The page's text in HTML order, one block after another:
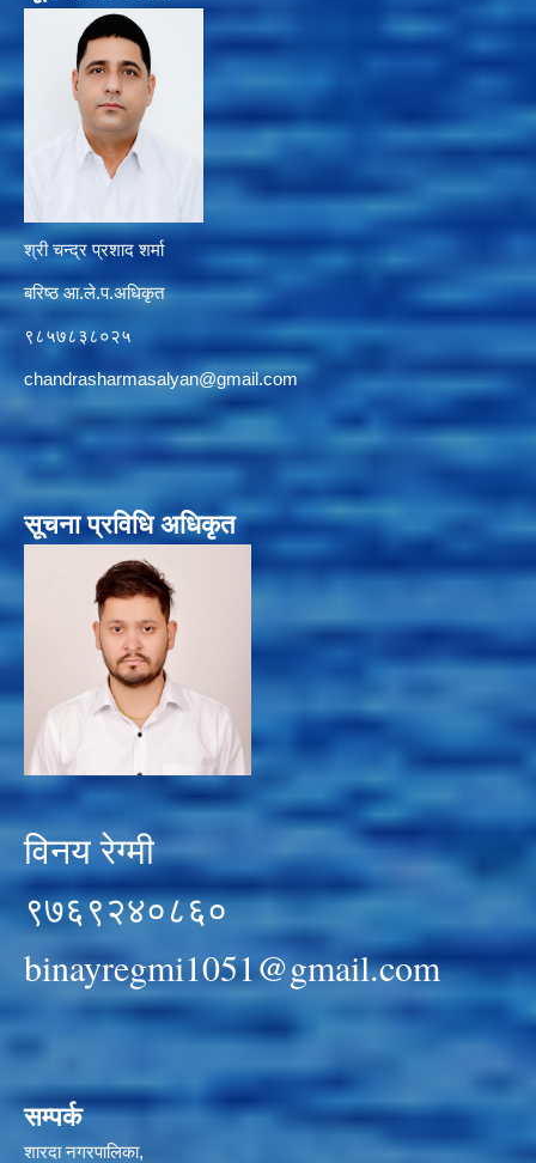
श्री चन्द्र प्रशाद शर्मा
बरिष्ठ आ.ले.प.अधिकृत
९८५७८३८०२५
chandrasharmasalyan@gmail.com
सूचना प्रविधि अधिकृत
विनय रेग्मी
९७६९२४०८६०
binayregmi1051@gmail.com
सम्पर्क
शारदा नगरपालिका,